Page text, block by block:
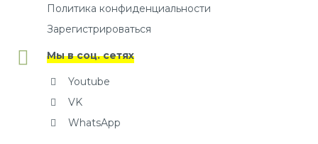
Политика конфиденциальности
Зарегистрироваться
Мы в соц. сетях
Youtube
VK
WhatsApp